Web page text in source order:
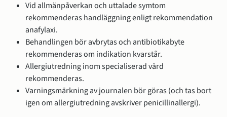
Vid allmänpåverkan och uttalade symtom
rekommenderas handläggning enligt rekommendation
anafylaxi.
Behandlingen bör avbrytas och antibiotikabyte
rekommenderas om indikation kvarstår.
Allergiutredning inom specialiserad vård
rekommenderas.
Varningsmärkning av journalen bör göras (och tas bort
igen om allergiutredning avskriver penicillinallergi).